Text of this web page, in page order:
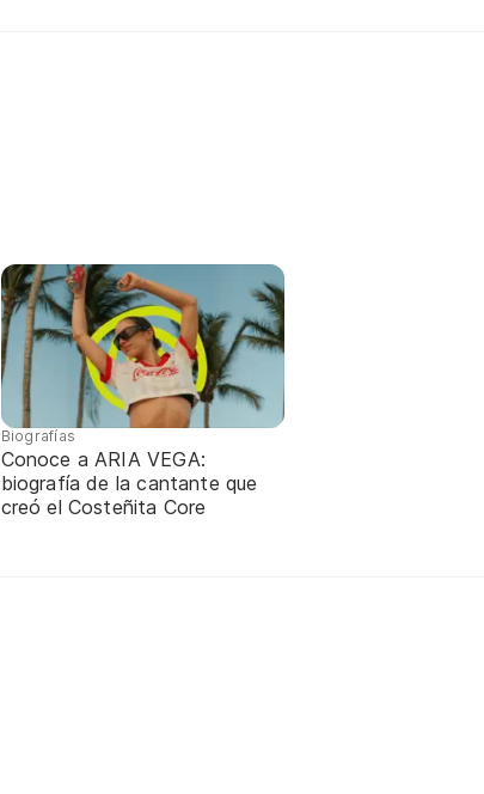
Biografías
Conoce a ARIA VEGA:
biografía de la cantante que
creó el Costeñita Core